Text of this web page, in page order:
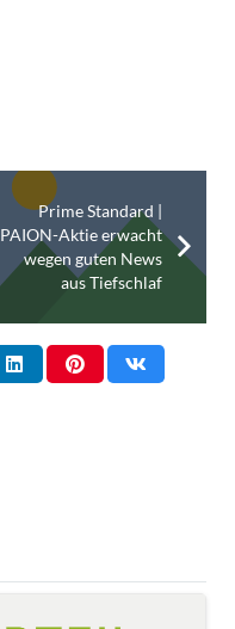
Prime Standard |
PAION-Aktie erwacht
wegen guten News
aus Tiefschlaf